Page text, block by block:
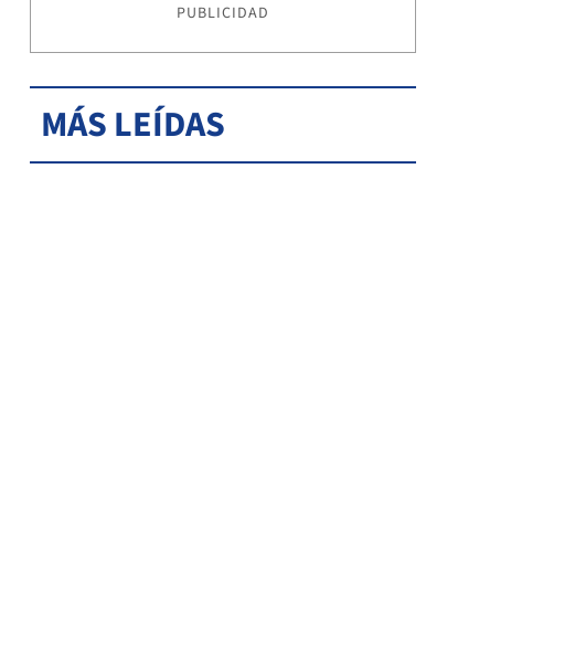
PUBLICIDAD
MÁS LEÍDAS